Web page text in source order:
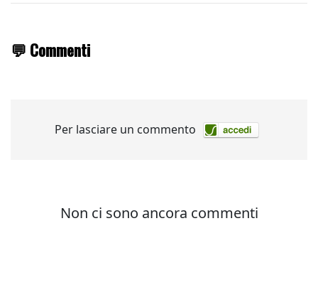
💬 Commenti